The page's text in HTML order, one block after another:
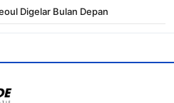
Digelar Bulan Depan